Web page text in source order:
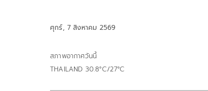
ศุกร์, 7 สิงหาคม 2569
สภาพอากาศวันนี้
THAILAND 30.8°C/27°C